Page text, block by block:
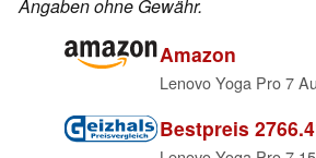
Angaben ohne Gewähr.
Amazon
Bestpreis